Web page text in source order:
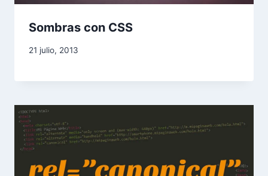
Sombras con CSS
21 julio, 2013